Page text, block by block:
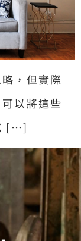
，但實際
以將這些
[…]